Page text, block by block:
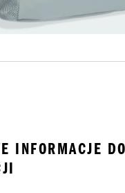
INFORMACJE